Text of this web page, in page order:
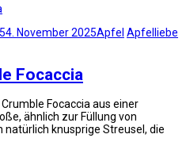
4. November 2025Apfel Apfelliebe
Focaccia
Focaccia aus einer
ähnlich zur Füllung von
knusprige Streusel, die